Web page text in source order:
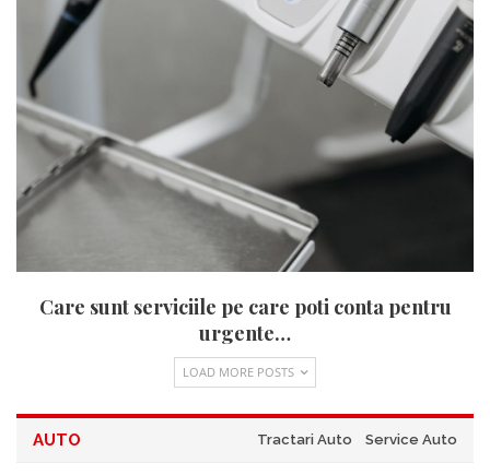
Care sunt serviciile pe care poti conta pentru
urgente…
LOAD MORE POSTS
AUTO Service Auto
Tractari Auto